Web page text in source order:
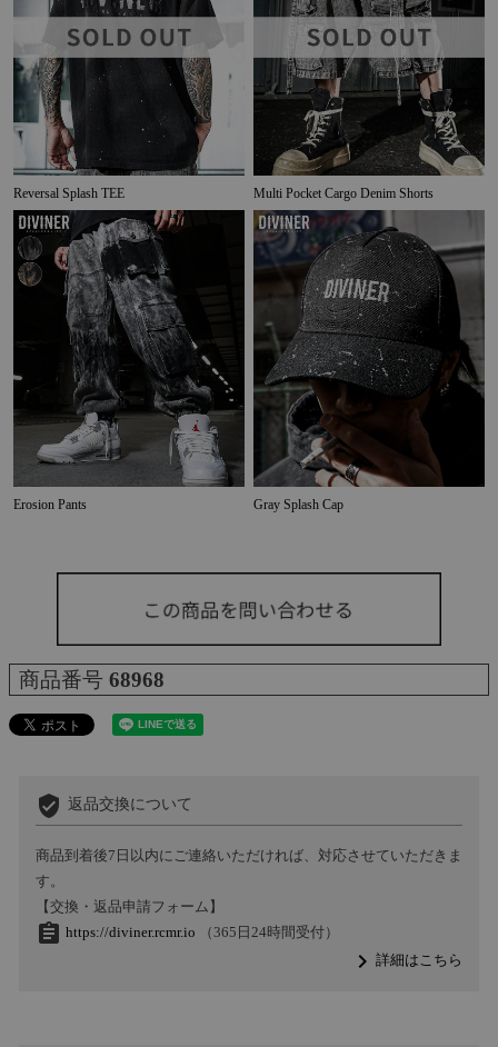
Reversal Splash TEE Multi Pocket Cargo Denim Shorts
Erosion Pants Gray Splash Cap
商品番号 68968
verified_user 返品交換について
商品到着後7日以内にご連絡いただければ、対応させていただきま
す。
【交換・返品申請フォーム】
assignment https://diviner.rcmr.io （365日24時間受付）
navigate_next詳細はこちら